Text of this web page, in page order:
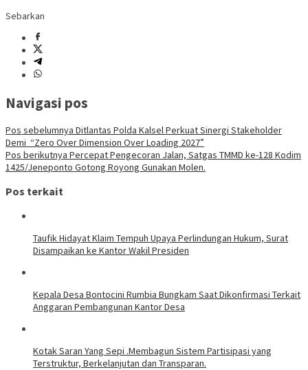
Sebarkan
Navigasi pos
Pos sebelumnya Ditlantas Polda Kalsel Perkuat Sinergi Stakeholder
Demi “Zero Over Dimension Over Loading 2027”
Pos berikutnya ‎Percepat Pengecoran Jalan, Satgas TMMD ke-128 Kodim
1425/Jeneponto Gotong Royong Gunakan Molen.
Pos terkait
Taufik Hidayat Klaim Tempuh Upaya Perlindungan Hukum, Surat
Disampaikan ke Kantor Wakil Presiden
Kepala Desa Bontocini Rumbia Bungkam Saat Dikonfirmasi Terkait
Anggaran Pembangunan Kantor Desa
Kotak Saran Yang Sepi .Membagun Sistem Partisipasi yang
Terstruktur, Berkelanjutan dan Transparan.